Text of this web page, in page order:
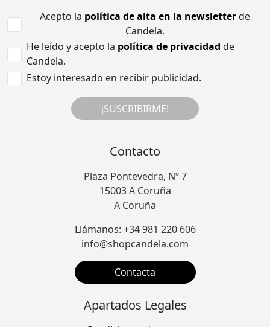
Acepto la política de alta en la newsletterde
Candela.
He leído y acepto la política de privacidad de
Candela.
Estoy interesado en recibir publicidad.
¡SUSCRIBIRME!
Contacto
Plaza Pontevedra, Nº 7
15003 A Coruña
A Coruña
Llámanos: +34 981 220 606
info@shopcandela.com
Contacta
Apartados Legales